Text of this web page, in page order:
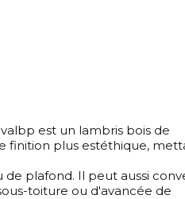
est un lambris bois de
finition plus estéthique,
de plafond. Il peut aussi
toiture ou d'avancée de